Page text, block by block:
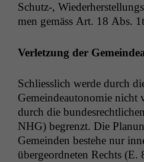
Schutz‑,
men gemäss Art. 18 Abs.
Ver­let­zung der
Schliesslich werde durch
Gemein­deau­tonomie nicht
durch die
NHG) begren­zt. Die
Gemein­den beste­he nur
über­ge­ord­neten Rechts (E.